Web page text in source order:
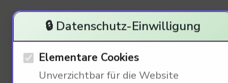
Ökonomische Betrachtungen
zur Preisentwicklung im
Automarkt
🔒 Datenschutz-Einwilligung
Elementare Cookies
Unverzichtbar für die Website